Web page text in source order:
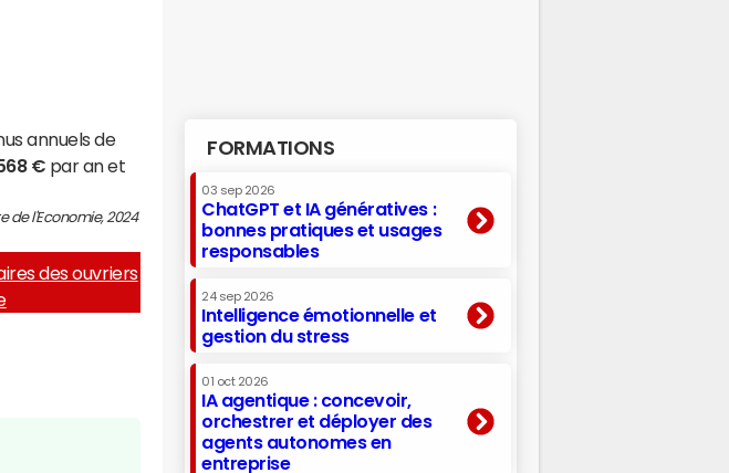
annuels de
€ par an et
de l'Economie, 2024
des ouvriers
FORMATIONS
03 sep 2026
ChatGPT et IA génératives :
bonnes pratiques et usages
responsables
24 sep 2026
Intelligence émotionnelle et
gestion du stress
01 oct 2026
IA agentique : concevoir,
orchestrer et déployer des
agents autonomes en
entreprise